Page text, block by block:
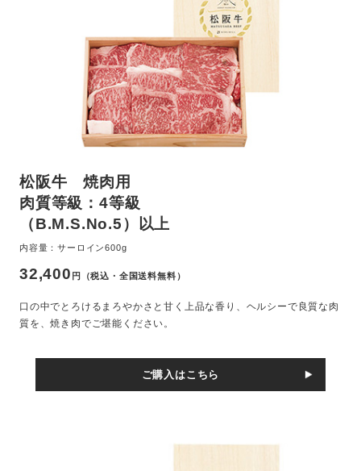
松阪牛 焼肉用
肉質等級：4等級
（B.M.S.No.5）以上
内容量：サーロイン600g
32,400 円（税込・全国送料無料）
口の中でとろけるまろやかさと甘く上品な香り、ヘルシーで良質な肉
質を、焼き肉でご堪能ください。
ご購入はこちら